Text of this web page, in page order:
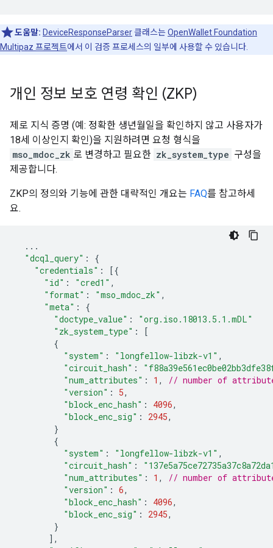
도움말: DeviceResponseParser클래스는OpenWallet Foundation
Multipaz 프로젝트에서 이 검증 프로세스의 일부에 사용할 수 있습니다.
개인 정보 보호 연령 확인 (ZKP)
제로 지식 증명 (예: 정확한 생년월일을 확인하지 않고 사용자가
18세 이상인지 확인)을 지원하려면 요청 형식을
mso_mdoc_zk 로 변경하고 필요한 zk_system_type 구성을
제공합니다.
ZKP의 정의와 기능에 관한 대략적인 개요는 FAQ를 참고하세
요.
...
"dcql_query" :
{
"credentials" :
[{
"id" : "cred1" ,
"format" : "mso_mdoc_zk" ,
"meta" :
{
"doctype_value" :
"org.iso.18013.5.1.mDL"
"zk_system_type" :
[
{
"system" : "longfellow-libzk-v1" ,
"circuit_hash" :
"num_attributes" : 1 ,
// number of
"version" : 5,
"block_enc_hash" : 4096,
"block_enc_sig" : 2945,
}
{
"system" : "longfellow-libzk-v1" ,
"circuit_hash" :
"num_attributes" : 1 ,
// number of
"version" : 6,
"block_enc_hash" : 4096,
"block_enc_sig" : 2945,
}
],